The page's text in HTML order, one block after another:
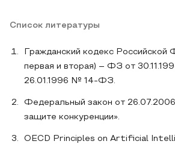
Список литературы
Гражданский кодекс Российской
первая и вторая) – ФЗ от
26.01.1996 № 14-ФЗ.
Федеральный закон от
защите конкуренции».
OECD Principles on Artificial